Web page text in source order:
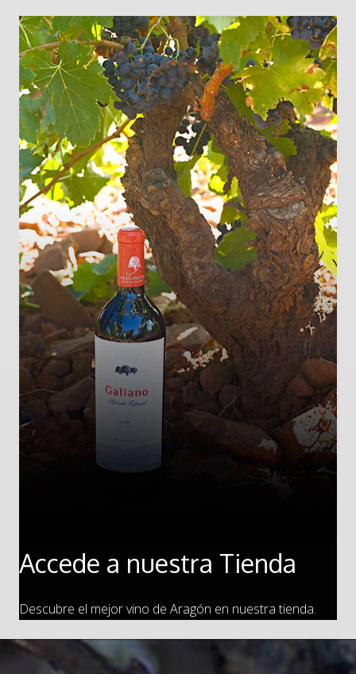
Accede a nuestra Tienda
Descubre el mejor vino de Aragón en nuestra tienda.